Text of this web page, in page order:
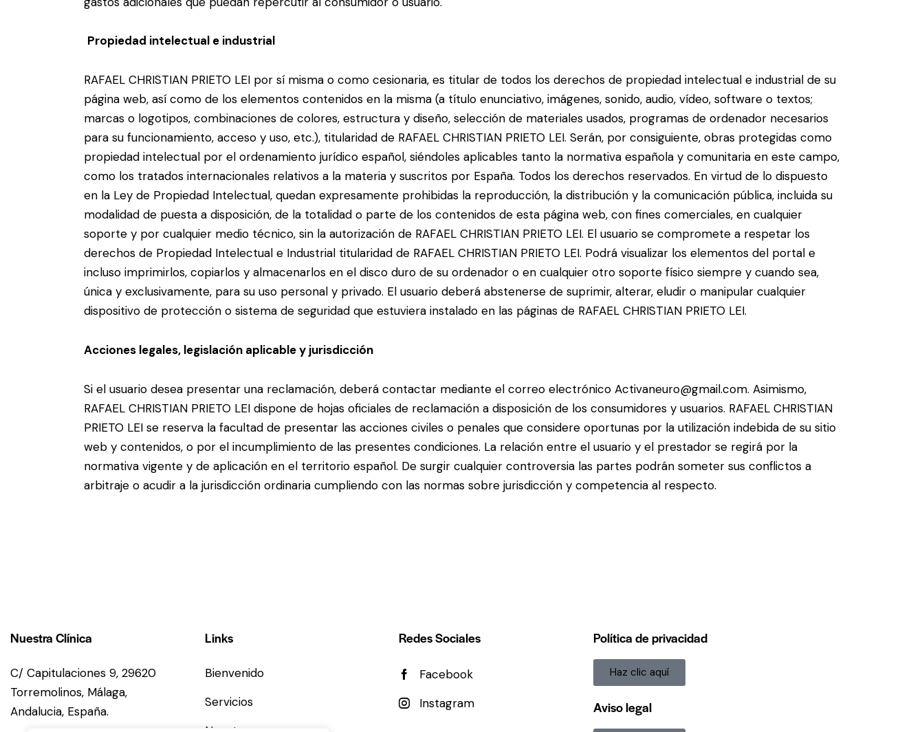
Propiedad intelectual e industrial
RAFAEL CHRISTIAN PRIETO LEI por sí misma o como cesionaria, es titular de todos los derechos de propiedad intelectual e industrial de su
página web, así como de los elementos contenidos en la misma (a título enunciativo, imágenes, sonido, audio, vídeo, software o textos;
marcas o logotipos, combinaciones de colores, estructura y diseño, selección de materiales usados, programas de ordenador necesarios
para su funcionamiento, acceso y uso, etc.), titularidad de RAFAEL CHRISTIAN PRIETO LEI. Serán, por consiguiente, obras protegidas como
propiedad intelectual por el ordenamiento jurídico español, siéndoles aplicables tanto la normativa española y comunitaria en este campo,
como los tratados internacionales relativos a la materia y suscritos por España. Todos los derechos reservados. En virtud de lo dispuesto
en la Ley de Propiedad Intelectual, quedan expresamente prohibidas la reproducción, la distribución y la comunicación pública, incluida su
modalidad de puesta a disposición, de la totalidad o parte de los contenidos de esta página web, con fines comerciales, en cualquier
soporte y por cualquier medio técnico, sin la autorización de RAFAEL CHRISTIAN PRIETO LEI. El usuario se compromete a respetar los
derechos de Propiedad Intelectual e Industrial titularidad de RAFAEL CHRISTIAN PRIETO LEI. Podrá visualizar los elementos del portal e
incluso imprimirlos, copiarlos y almacenarlos en el disco duro de su ordenador o en cualquier otro soporte físico siempre y cuando sea,
única y exclusivamente, para su uso personal y privado. El usuario deberá abstenerse de suprimir, alterar, eludir o manipular cualquier
dispositivo de protección o sistema de seguridad que estuviera instalado en las páginas de RAFAEL CHRISTIAN PRIETO LEI.
Acciones legales, legislación aplicable y jurisdicción
Si el usuario desea presentar una reclamación, deberá contactar mediante el correo electrónico Activaneuro@gmail.com. Asimismo,
RAFAEL CHRISTIAN PRIETO LEI dispone de hojas oficiales de reclamación a disposición de los consumidores y usuarios. RAFAEL CHRISTIAN
PRIETO LEI se reserva la facultad de presentar las acciones civiles o penales que considere oportunas por la utilización indebida de su sitio
web y contenidos, o por el incumplimiento de las presentes condiciones. La relación entre el usuario y el prestador se regirá por la
normativa vigente y de aplicación en el territorio español. De surgir cualquier controversia las partes podrán someter sus conflictos a
arbitraje o acudir a la jurisdicción ordinaria cumpliendo con las normas sobre jurisdicción y competencia al respecto.
Nuestra Clínica
C/ Capitulaciones 9, 29620
Torremolinos, Málaga,
Andalucia, España.
Links
Bienvenido
Servicios
Redes Sociales
Facebook
Instagram
Política de privacidad
Haz clic aquí
Aviso legal